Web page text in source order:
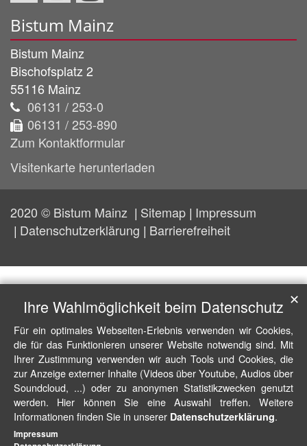
Bistum Mainz
Bistum Mainz
Bischofsplatz 2
55116 Mainz
06131 / 253-0
06131 / 253-890
Zum Kontaktformular
Visitenkarte herunterladen
2020 © Bistum Mainz Sitemap Impressum
Datenschutzerklärung
Barrierefreiheit
Ihre Wahlmöglichkeit beim Datenschutz
Für ein optimales Webseiten-Erlebnis verwenden wir Cookies,
die für das Funktionieren unserer Website notwendig sind. Mit
Ihrer Zustimmung verwenden wir auch Tools und Cookies, die
zur Anzeige externer Inhalte (Videos über Youtube, Audios über
Soundcloud, ...) oder zu anonymen Statistikzwecken genutzt
werden. Hier können Sie eine Auswahl treffen. Weitere
Informationen finden Sie in unserer Datenschutzerklärung.
✕
Impressum